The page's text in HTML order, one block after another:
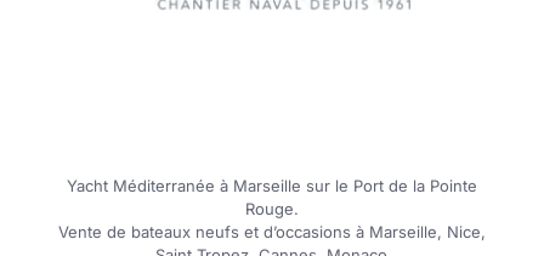
Yacht Méditerranée à Marseille sur le Port de la Pointe
Rouge.
Vente de bateaux neufs et d’occasions à Marseille, Nice,